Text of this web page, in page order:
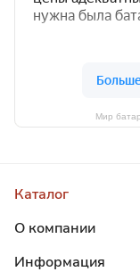
Мир
Каталог
О компании
Информация